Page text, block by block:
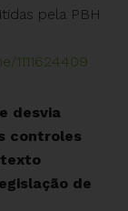
pela PBH
1111624409
desvia
controles
texto
de